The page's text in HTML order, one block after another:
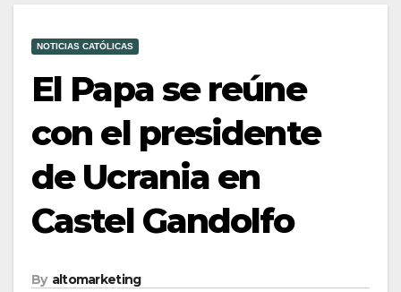
NOTICIAS CATÓLICAS
El Papa se reúne
con el presidente
de Ucrania en
Castel Gandolfo
By altomarketing